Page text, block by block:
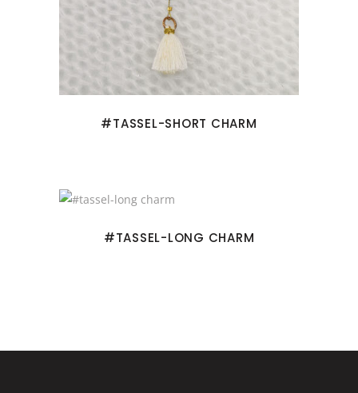
#TASSEL-SHORT CHARM
#TASSEL-LONG CHARM